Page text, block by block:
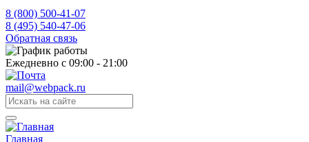
8 (800) 500-41-07
8 (495) 540-47-06
Обратная связь
Ежедневно с 09:00 - 21:00
mail@webpack.ru
Главная